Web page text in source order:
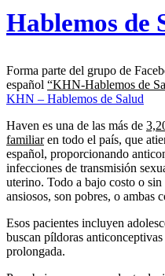
Hablemos de
Forma parte del grupo de
español “KHN-Hablemos de
KHN – Hablemos de Salud
Haven es una de las más de
familiaren todo el país, que
español, proporcionando
infecciones de transmisión
uterino. Todo a bajo costo o sin
ansiosos, son pobres, o ambas
Esos pacientes incluyen
buscan píldoras
prolongada.